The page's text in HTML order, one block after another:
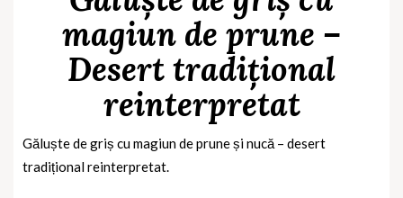
magiun de prune –
Desert tradițional
reinterpretat
Găluște de griș cu magiun de prune și nucă – desert
tradițional reinterpretat.